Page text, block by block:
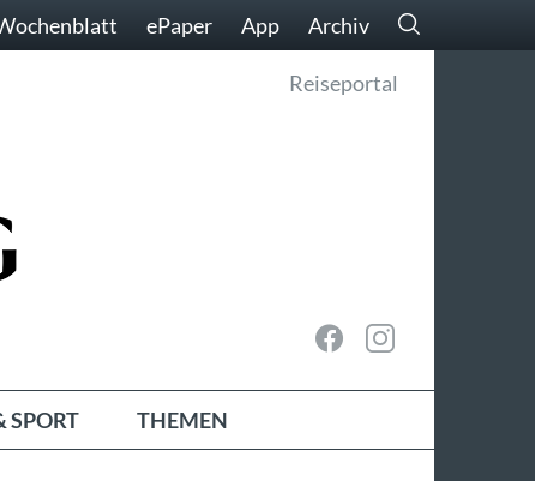
ePaper App Archiv
Reiseportal
SPORT THEMEN